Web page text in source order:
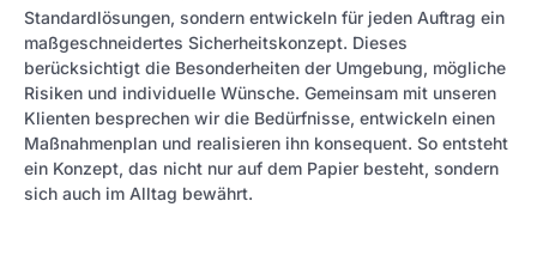
Standardlösungen, sondern entwickeln für jeden Auftrag ein
maßgeschneidertes Sicherheitskonzept. Dieses
berücksichtigt die Besonderheiten der Umgebung, mögliche
Risiken und individuelle Wünsche. Gemeinsam mit unseren
Klienten besprechen wir die Bedürfnisse, entwickeln einen
Maßnahmenplan und realisieren ihn konsequent. So entsteht
ein Konzept, das nicht nur auf dem Papier besteht, sondern
sich auch im Alltag bewährt.